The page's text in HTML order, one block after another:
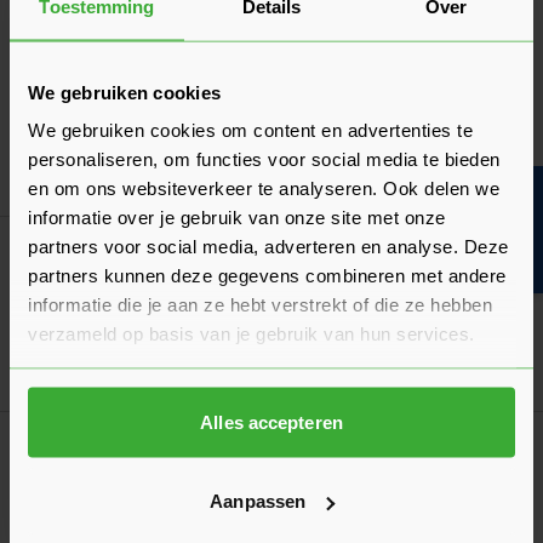
Toestemming Details Over
We gebruiken cookies
We gebruiken cookies om content en advertenties te
personaliseren, om functies voor social media te bieden
en om ons websiteverkeer te analyseren. Ook delen we
informatie over je gebruik van onze site met onze
partners voor social media, adverteren en analyse. Deze
partners kunnen deze gegevens combineren met andere
informatie die je aan ze hebt verstrekt of die ze hebben
verzameld op basis van je gebruik van hun services.
Alles accepteren
Aanpassen
Navigeren door de elementen van de carrousel is mogelijk met
Druk om carrousel over te slaan
Druk op om naar carrouselnavigatie te gaan
(10500602)
Korting? Vraag offerte aan!
In-Lite Sway Tube (10202420)
Nu48,45per stuk
In
32,30per stuk